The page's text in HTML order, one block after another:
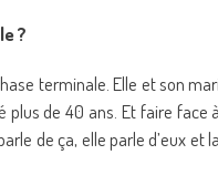
?
terminale. Elle et son
de 40 ans. Et faire face à
de ça, elle parle d’eux et la